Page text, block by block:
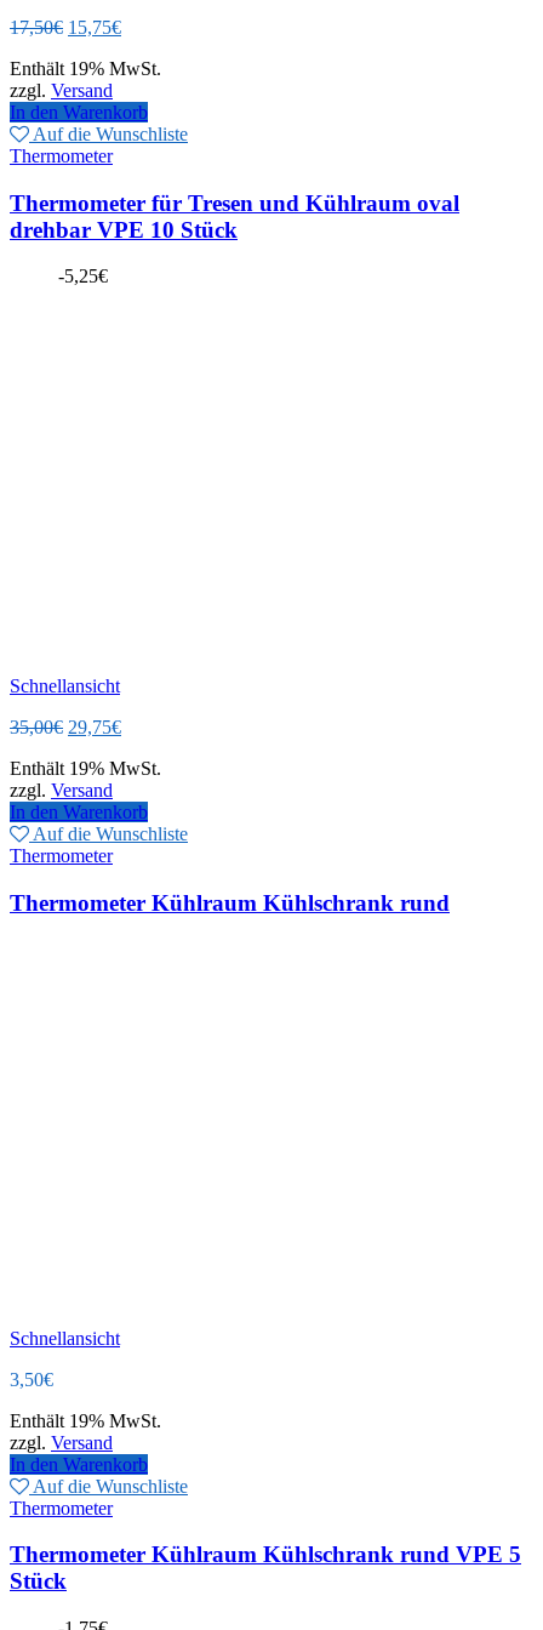
17,50€ Ursprünglicher
war:
17,50€
15,75€Aktueller
ist:
Enthält 19% MwSt.
zzgl. Versand
In den Warenkorb
Auf die Wunschliste
Thermometer
Thermometer für Tresen und Kühlraum oval
drehbar VPE 10 Stück
-5,25€
Schnellansicht
35,00€ Ursprünglicher
war:
35,00€
29,75€Aktueller
ist:
Enthält 19% MwSt.
zzgl. Versand
In den Warenkorb
Auf die Wunschliste
Thermometer
Thermometer Kühlraum Kühlschrank rund
Schnellansicht
3,50€
Enthält 19% MwSt.
zzgl. Versand
In den Warenkorb
Auf die Wunschliste
Thermometer
Thermometer Kühlraum Kühlschrank rund VPE 5
Stück